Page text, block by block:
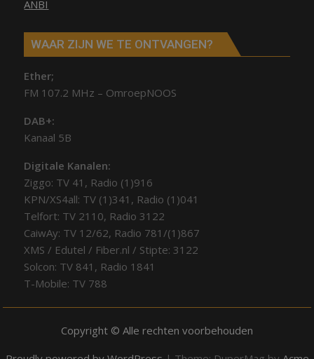
ANBI
WAAR ZIJN WE TE ONTVANGEN?
Ether;
FM 107.2 MHz – OmroepNOOS
DAB+:
Kanaal 5B
Digitale Kanalen:
Ziggo: TV 41, Radio (1)916
KPN/XS4all: TV (1)341, Radio (1)041
Telfort: TV 2110, Radio 3122
CaiwAy: TV 12/62, Radio 781/(1)867
XMS / Edutel / Fiber.nl / Stipte: 3122
Solcon: TV 841, Radio 1841
T-Mobile: TV 788
Copyright © Alle rechten voorbehouden